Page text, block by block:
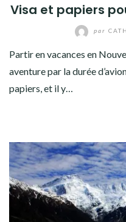
Visa et papiers
par
Partir en vacances en
aventure par la durée
papiers, et il y…